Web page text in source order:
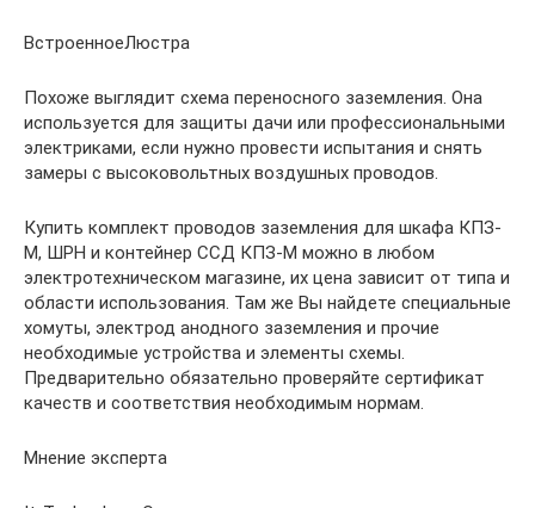
ВстроенноеЛюстра
Похоже выглядит схема переносного заземления. Она
используется для защиты дачи или профессиональными
электриками, если нужно провести испытания и снять
замеры с высоковольтных воздушных проводов.
Купить комплект проводов заземления для шкафа КПЗ-
М, ШРН и контейнер ССД КПЗ-М можно в любом
электротехническом магазине, их цена зависит от типа и
области использования. Там же Вы найдете специальные
хомуты, электрод анодного заземления и прочие
необходимые устройства и элементы схемы.
Предварительно обязательно проверяйте сертификат
качеств и соответствия необходимым нормам.
Мнение эксперта